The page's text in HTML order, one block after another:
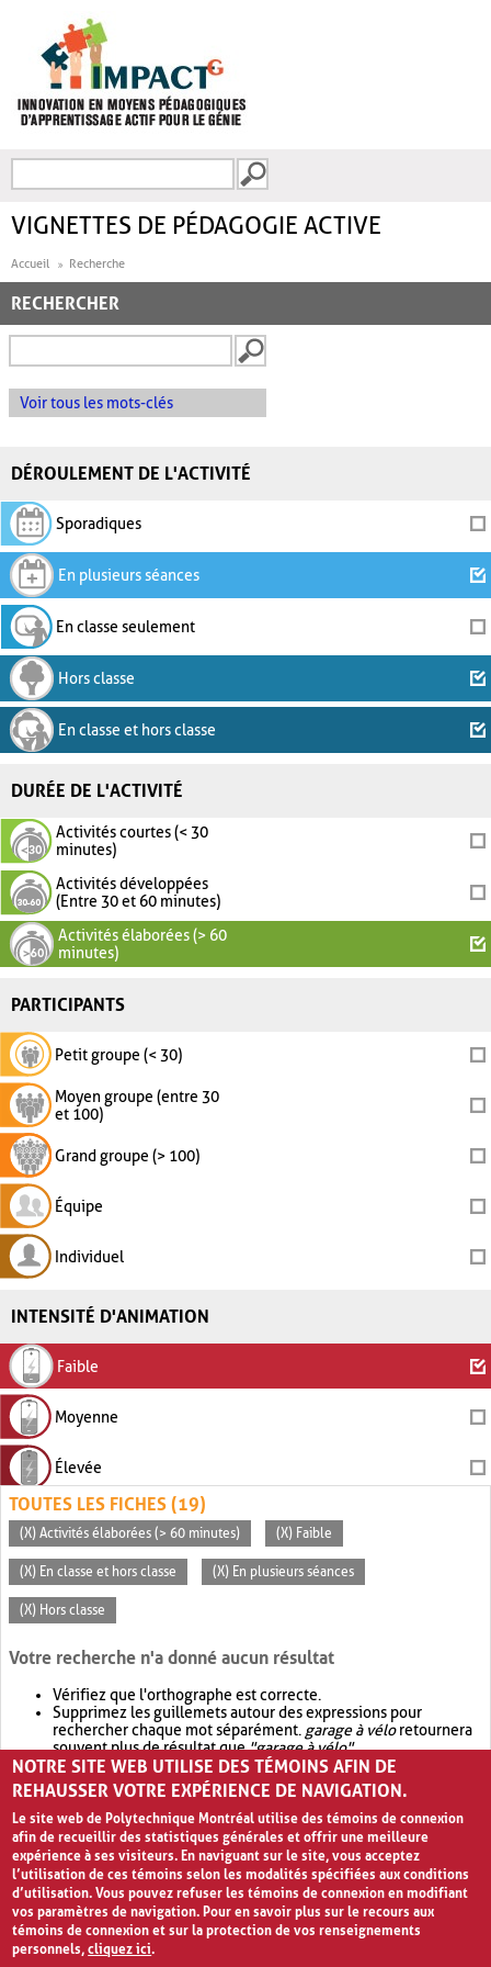
FORMULAIRE DE
VIGNETTES DE PÉDAGOGIE ACTIVE
Accueil Recherche
RECHERCHER
Voir tous les mots-clés
DÉROULEMENT DE L'ACTIVITÉ
Sporadiques
En plusieurs séances
En classe seulement
Hors classe
En classe et hors classe
DURÉE DE L'ACTIVITÉ
Activités courtes (< 30
minutes)
Activités développées
(Entre 30 et 60 minutes)
Activités élaborées (> 60
minutes)
PARTICIPANTS
Petit groupe (< 30)
Moyen groupe (entre 30
et 100)
Grand groupe (> 100)
Équipe
Individuel
INTENSITÉ D'ANIMATION
Faible
Moyenne
Élevée
TOUTES LES FICHES (19)
(X) Activités élaborées (> 60 minutes) (X) Faible
(X) En classe et hors classe (X) En plusieurs séances
(X) Hors classe
Votre recherche n'a donné aucun résultat
Vérifiez que l'orthographe est correcte.
Supprimez les guillemets autour des expressions pour
rechercher chaque mot séparément. garage à véloretournera
souvent plus de résultat que"garage à vélo".
Envisagez d'élargir votre recherche avec OR.garage OR vélo
retournera souvent plus de résultat quegarage à vélo
NOTRE SITE WEB UTILISE DES TÉMOINS AFIN DE
REHAUSSER VOTRE EXPÉRIENCE DE NAVIGATION.
Le site web de Polytechnique Montréal utilise des témoins de connexion
afin de recueillir des statistiques générales et offrir une meilleure
expérience à ses visiteurs. En naviguant sur le site, vous acceptez
l’utilisation de ces témoins selon les modalités spécifiées aux conditions
d’utilisation. Vous pouvez refuser les témoins de connexion en modifiant
vos paramètres de navigation. Pour en savoir plus sur le recours aux
témoins de connexion et sur la protection de vos renseignements
personnels,cliquez ici.